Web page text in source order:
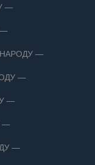
—
—
НАРОДУ —
—
—
—
—